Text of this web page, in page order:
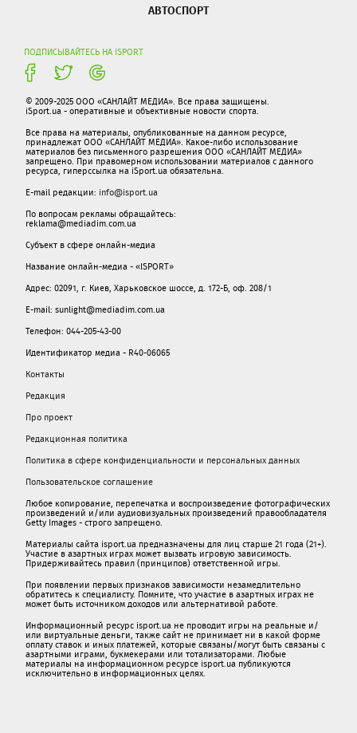
АВТОСПОРТ
ПОДПИСЫВАЙТЕСЬ НА ISPORT
© 2009-2025 ООО «САНЛАЙТ МЕДИА». Все права защищены.
iSport.ua - оперативные и объективные новости спорта.
Все права на материалы, опубликованные на данном ресурсе,
принадлежат ООО «САНЛАЙТ МЕДИА». Какое-либо использование
материалов без письменного разрешения ООО «САНЛАЙТ МЕДИА»
запрещено. При правомерном использовании материалов с данного
ресурса, гиперссылка на iSport.ua обязательна.
E-mail редакции: info@isport.ua
По вопросам рекламы обращайтесь:
reklama@mediadim.com.ua
Субъект в сфере онлайн-медиа
Название онлайн-медиа - «ISPORT»
Адрес: 02091, г. Киев, Харьковское шоссе, д. 172-Б, оф. 208/1
E-mail: sunlight@mediadim.com.ua
Телефон: 044-205-43-00
Идентификатор медиа - R40-06065
Контакты
Редакция
Про проект
Редакционная политика
Политика в сфере конфиденциальности и персональных данных
Пользовательское соглашение
Любое копирование, перепечатка и воспроизведение фотографических
произведений и/или аудиовизуальных произведений правообладателя
Getty Images - строго запрещено.
Материалы сайта isport.ua предназначены для лиц старше 21 года (21+).
Участие в азартных играх может вызвать игровую зависимость.
Придерживайтесь правил (принципов) ответственной игры.
При появлении первых признаков зависимости незамедлительно
обратитесь к специалисту. Помните, что участие в азартных играх не
может быть источником доходов или альтернативой работе.
Информационный ресурс isport.ua не проводит игры на реальные и/
или виртуальные деньги, также сайт не принимает ни в какой форме
oплaту ставок и иных платежей, которые связаны/могут быть связаны c
азартными игрaми, букмекерами или тотализаторами. Любые
материалы на информационном ресурсе isport.ua публикуютcя
исключительно в информационных целях.